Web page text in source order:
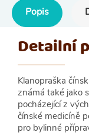
Popis
Detailní
Klanopraška
známá také jako
pocházející z
čínské medicíně
pro bylinné